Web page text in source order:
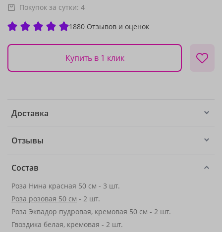
Покупок за сутки: 4
1880 Отзывов и оценок
Купить в 1 клик
Доставка
Отзывы
Состав
Роза Нина красная 50 см - 3 шт.
Роза розовая 50 см - 2 шт.
Роза Эквадор пудровая, кремовая 50 см - 2 шт.
Гвоздика белая, кремовая - 2 шт.